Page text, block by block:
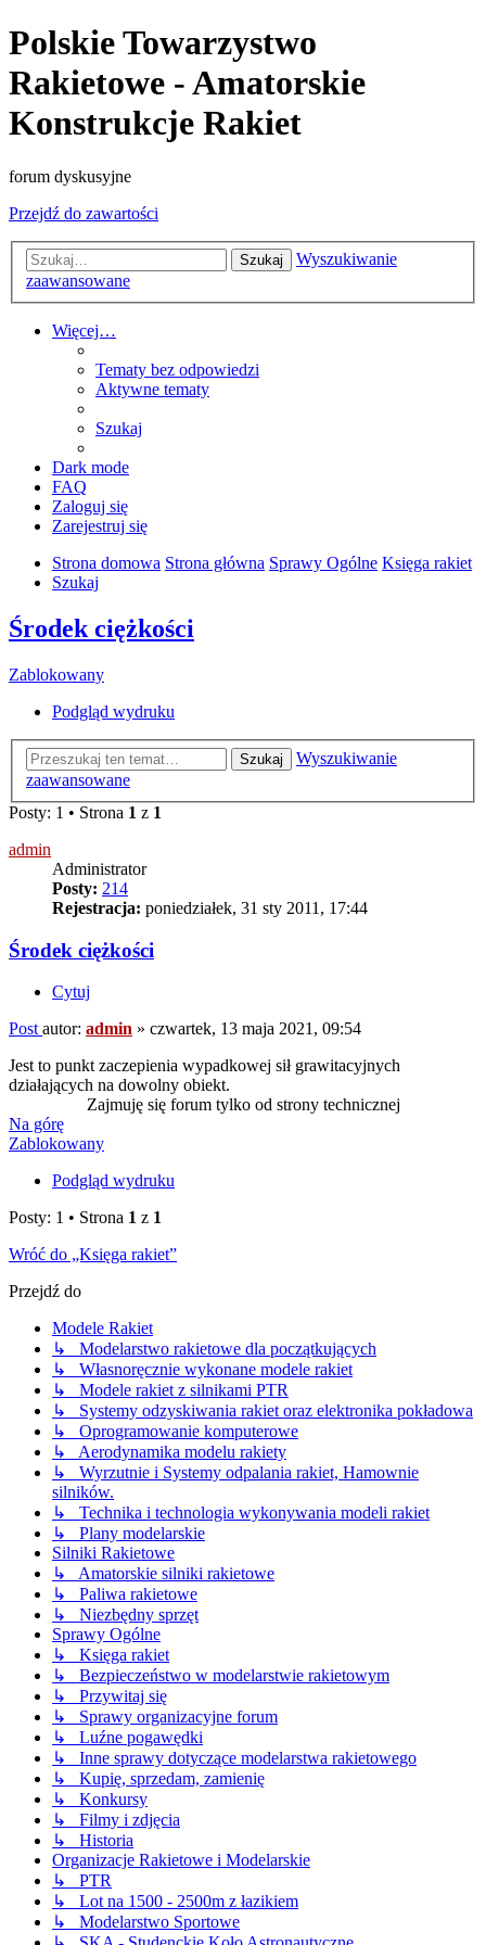
Polskie Towarzystwo
Rakietowe - Amatorskie
Konstrukcje Rakiet
forum dyskusyjne
Przejdź do zawartości
Szukaj
Wyszukiwanie
zaawansowane
Więcej…
Tematy bez odpowiedzi
Aktywne tematy
Szukaj
Dark mode
FAQ
Zaloguj się
Zarejestruj się
Strona domowa Strona główna Sprawy Ogólne Księga rakiet
Szukaj
Środek ciężkości
Zablokowany
Podgląd wydruku
Szukaj
Wyszukiwanie
zaawansowane
Posty: 1 • Strona 1 z 1
admin
Administrator
Posty: 214
Rejestracja: poniedziałek, 31 sty 2011, 17:44
Środek ciężkości
Cytuj
Post autor: admin » czwartek, 13 maja 2021, 09:54
Jest to punkt zaczepienia wypadkowej sił grawitacyjnych
działających na dowolny obiekt.
Zajmuję się forum tylko od strony technicznej
Na górę
Zablokowany
Podgląd wydruku
Posty: 1 • Strona 1 z 1
Wróć do „Księga rakiet”
Przejdź do
Modele Rakiet
↳ Modelarstwo rakietowe dla początkujących
↳ Własnoręcznie wykonane modele rakiet
↳ Modele rakiet z silnikami PTR
↳ Systemy odzyskiwania rakiet oraz elektronika pokładowa
↳ Oprogramowanie komputerowe
↳ Aerodynamika modelu rakiety
↳ Wyrzutnie i Systemy odpalania rakiet, Hamownie
silników.
↳ Technika i technologia wykonywania modeli rakiet
↳ Plany modelarskie
Silniki Rakietowe
↳ Amatorskie silniki rakietowe
↳ Paliwa rakietowe
↳ Niezbędny sprzęt
Sprawy Ogólne
↳ Księga rakiet
↳ Bezpieczeństwo w modelarstwie rakietowym
↳ Przywitaj się
↳ Sprawy organizacyjne forum
↳ Luźne pogawędki
↳ Inne sprawy dotyczące modelarstwa rakietowego
↳ Kupię, sprzedam, zamienię
↳ Konkursy
↳ Filmy i zdjęcia
↳ Historia
Organizacje Rakietowe i Modelarskie
↳ PTR
↳ Lot na 1500 - 2500m z łazikiem
↳ Modelarstwo Sportowe